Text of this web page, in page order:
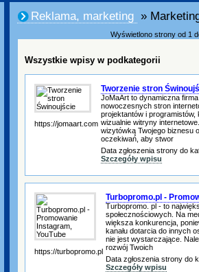
Reklama, marketing »
Wyświetlono strony od 1
Wszystkie wpisy w podkategorii
https://jomaart.com
Tworzenie stron
JoMaArt to dynamiczna
nowoczesnych stron
projektantów i
wizualnie witryny
wizytówką Twojego biznesu
oczekiwań, aby stwor
Data zgłoszenia strony do
Szczegóły wpisu
https://turbopromo.pl
Turbopromo.pl -
Turbopromo. pl - to
społecznościowych. Na
większa konkurencja,
kanału dotarcia do innych
nie jest wystarczające.
rozwój Twoich
Data zgłoszenia strony do
Szczegóły wpisu